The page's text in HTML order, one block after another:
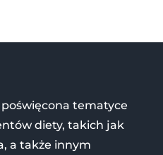
tematyce
diety, takich jak
a także innym